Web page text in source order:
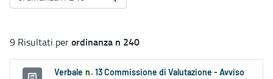
9 Risultati perordinanza n 240
Verbale n . 13 Commissione di Valutazione - Avviso